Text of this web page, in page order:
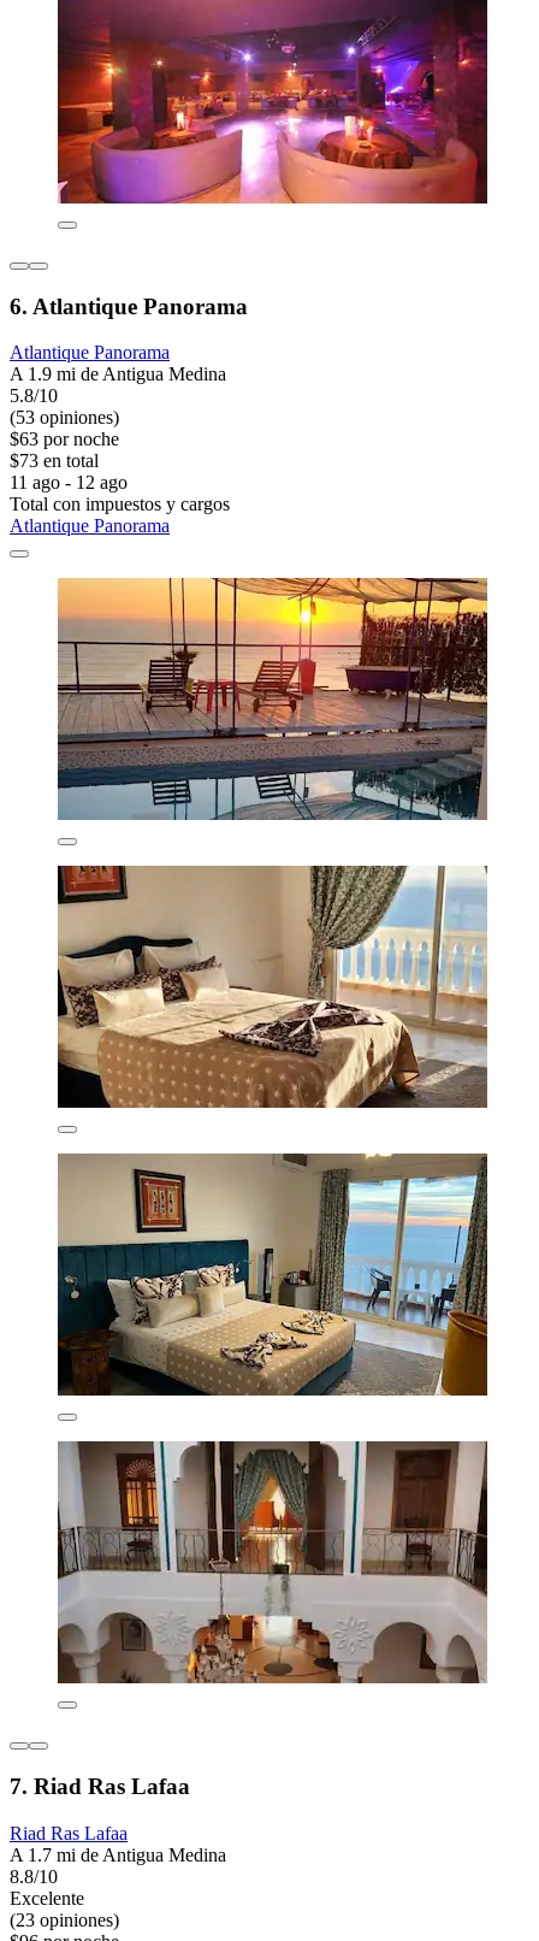
6. Atlantique Panorama
Atlantique Panorama
A 1.9 mi de Antigua Medina
5.8/10
(53 opiniones)
$63 por noche
$73 en total
11 ago - 12 ago
Total con impuestos y cargos
Atlantique Panorama
7. Riad Ras Lafaa
Riad Ras Lafaa
A 1.7 mi de Antigua Medina
8.8/10
Excelente
(23 opiniones)